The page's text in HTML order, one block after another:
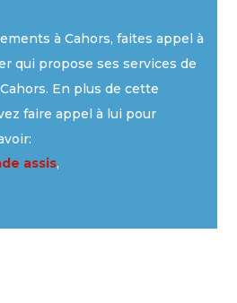
à Cahors, faites appel à
qui propose ses services de
En plus de cette
faire appel à lui pour
assis,